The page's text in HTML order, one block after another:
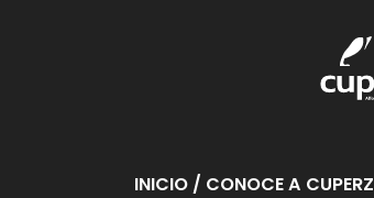
INICIO / CONOCE A CUPERZ